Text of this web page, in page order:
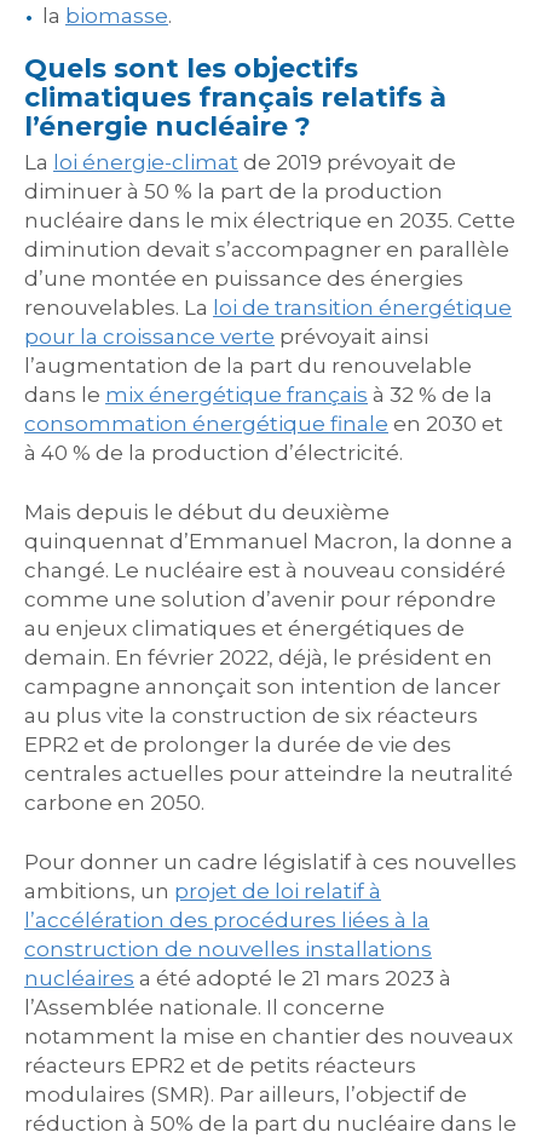
la biomasse.
Quels sont les objectifs
climatiques français relatifs à
l’énergie nucléaire ?
La loi énergie-climat de 2019 prévoyait de
diminuer à 50 % la part de la production
nucléaire dans le mix électrique en 2035. Cette
diminution devait s’accompagner en parallèle
d’une montée en puissance des énergies
renouvelables. La loi de transition énergétique
pour la croissance verte prévoyait ainsi
l’augmentation de la part du renouvelable
dans le mix énergétique français à 32 % de la
consommation énergétique finale en 2030 et
à 40 % de la production d’électricité.
Mais depuis le début du deuxième
quinquennat d’Emmanuel Macron, la donne a
changé. Le nucléaire est à nouveau considéré
comme une solution d’avenir pour répondre
au enjeux climatiques et énergétiques de
demain. En février 2022, déjà, le président en
campagne annonçait son intention de lancer
au plus vite la construction de six réacteurs
EPR2 et de prolonger la durée de vie des
centrales actuelles pour atteindre la neutralité
carbone en 2050.
Pour donner un cadre législatif à ces nouvelles
ambitions, un projet de loi relatif à
l’accélération des procédures liées à la
construction de nouvelles installations
nucléaires a été adopté le 21 mars 2023 à
l’Assemblée nationale. Il concerne
notamment la mise en chantier des nouveaux
réacteurs EPR2 et de petits réacteurs
modulaires (SMR). Par ailleurs, l’objectif de
réduction à 50% de la part du nucléaire dans le